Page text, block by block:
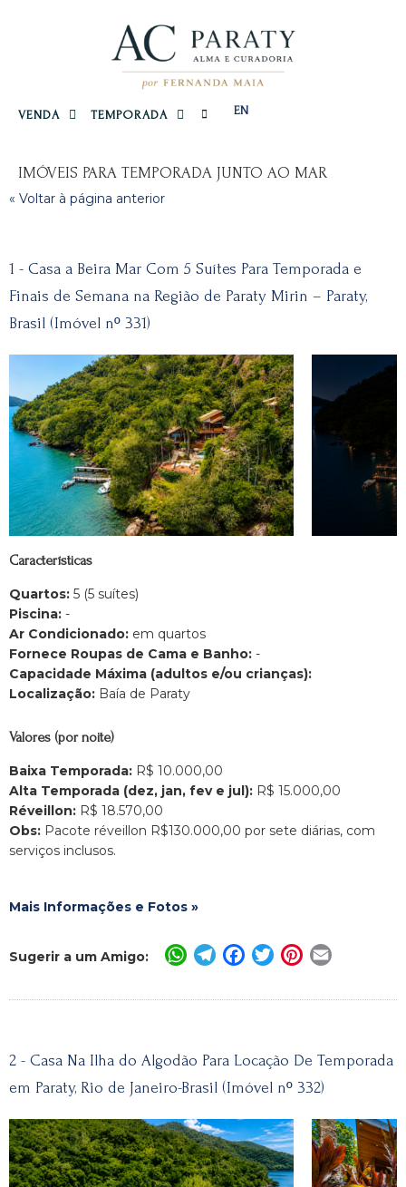
VENDA TEMPORADA EN
IMÓVEIS PARA TEMPORADA JUNTO AO MAR
« Voltar à página anterior
1 - Casa a Beira Mar Com 5 Suítes Para Temporada e
Finais de Semana na Região de Paraty Mirin – Paraty,
Brasil (Imóvel nº 331)
Características
Quartos: 5 (5 suítes)
Piscina: -
Ar Condicionado: em quartos
Fornece Roupas de Cama e Banho: -
Capacidade Máxima (adultos e/ou crianças):
Localização: Baía de Paraty
Valores (por noite)
Baixa Temporada: R$ 10.000,00
Alta Temporada (dez, jan, fev e jul): R$ 15.000,00
Réveillon: R$ 18.570,00
Obs: Pacote réveillon R$130.000,00 por sete diárias, com
serviços inclusos.
Mais Informações e Fotos »
Sugerir a um Amigo: WhatsApp
Telegram
Facebook
TwitterPinterest
2 - Casa Na Ilha do Algodão Para Locação De Temporada
em Paraty, Rio de Janeiro-Brasil (Imóvel nº 332)